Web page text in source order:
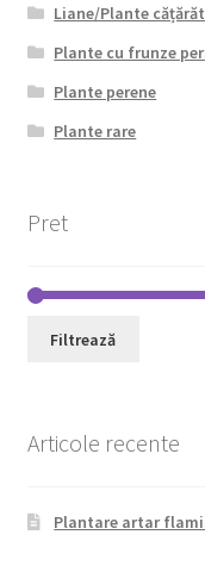
Liane/Plante
Plante cu frunze
Plante perene
Plante rare
Pret
Filtrează
Articole recente
Plantare artar